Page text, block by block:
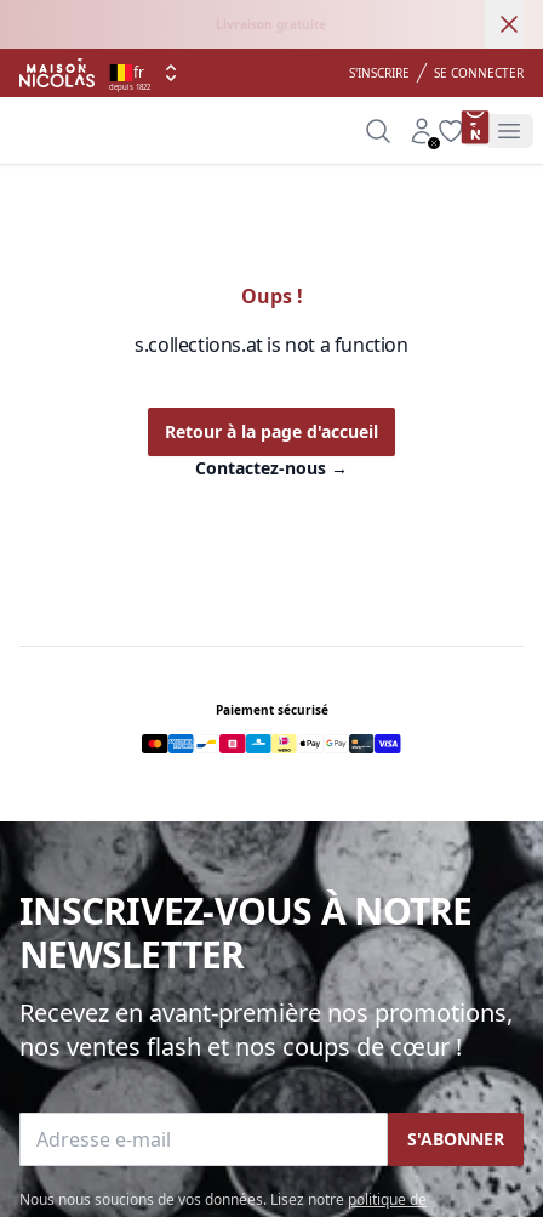
depuis 1822
fr S'INSCRIRE SE CONNECTER
SearchAccount
Wishlist
Oups !
s.collections.at is not a function
Retour à la page d'accueil
Contactez-nous →
Paiement sécurisé
INSCRIVEZ-VOUS À NOTRE
NEWSLETTER
Recevez en avant-première nos promotions,
nos ventes flash et nos coups de cœur !
Adresse e-mail S'ABONNER
Nous nous soucions de vos données. Lisez notre politique de